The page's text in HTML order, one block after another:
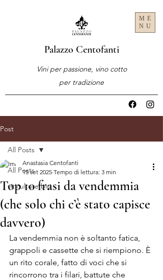
ME
NU
Palazzo Centofanti
Vini per passione, vino cotto
per tradizione
Post
All Posts
viticulture bio
All Posts
Top 10 frasi da vendemmia
(che solo chi c’è stato capisce
davvero)
Anastasia Centofanti
15 set 2025 Tempo di lettura: 3 min
La vendemmia non è soltanto fatica,
grappoli e cassette che si riempiono. È
un rito corale, fatto di voci che si
rincorrono tra i filari, battute che